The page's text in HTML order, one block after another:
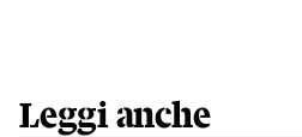
Leggi anche